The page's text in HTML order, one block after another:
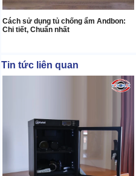
Cách sử dụng tủ chống ẩm Andbon:
Chi tiết, Chuẩn nhất
Tin tức liên quan